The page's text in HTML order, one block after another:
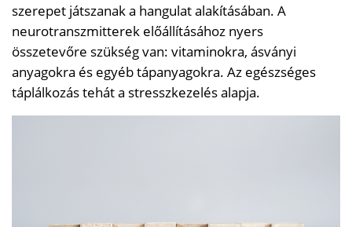
szerepet játszanak a hangulat alakításában. A
neurotranszmitterek előállításához nyers
összetevőre szükség van: vitaminokra, ásványi
anyagokra és egyéb tápanyagokra. Az egészséges
táplálkozás tehát a stresszkezelés alapja.